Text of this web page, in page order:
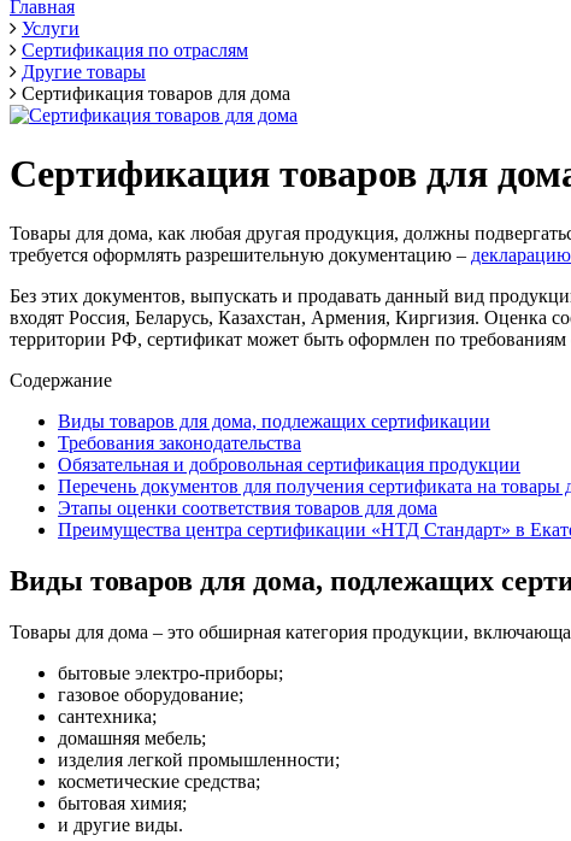
Главная
Услуги
Сертификация по отраслям
Другие товары
Сертификация товаров для дома
Сертификация товаров для
Товары для дома, как любая другая продукция, должны
требуется оформлять разрешительную документацию – декларацию
Без этих документов, выпускать и продавать данный вид
входят Россия, Беларусь, Казахстан, Армения, Киргизия. Оценка
территории РФ, сертификат может быть оформлен по
Содержание
Виды товаров для дома, подлежащих сертификации
Требования законодательства
Обязательная и добровольная сертификация продукции
Перечень документов для получения сертификата на товары
Этапы оценки соответствия товаров для дома
Преимущества центра сертификации «НТД Стандарт» в
Виды товаров для дома, подлежащих
Товары для дома – это обширная категория продукции,
бытовые электро-приборы;
газовое оборудование;
сантехника;
домашняя мебель;
изделия легкой промышленности;
косметические средства;
бытовая химия;
и другие виды.